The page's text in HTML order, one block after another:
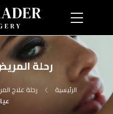
رحلة
الرئيسية رحلة علاج